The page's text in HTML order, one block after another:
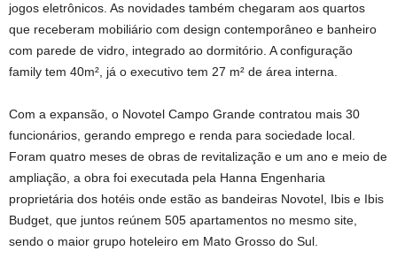
jogos eletrônicos. As novidades também chegaram aos quartos
que receberam mobiliário com design contemporâneo e banheiro
com parede de vidro, integrado ao dormitório. A configuração
family tem 40m², já o executivo tem 27 m² de área interna.
Com a expansão, o Novotel Campo Grande contratou mais 30
funcionários, gerando emprego e renda para sociedade local.
Foram quatro meses de obras de revitalização e um ano e meio de
ampliação, a obra foi executada pela Hanna Engenharia
proprietária dos hotéis onde estão as bandeiras Novotel, Ibis e Ibis
Budget, que juntos reúnem 505 apartamentos no mesmo site,
sendo o maior grupo hoteleiro em Mato Grosso do Sul.